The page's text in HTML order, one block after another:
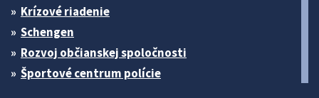
Krízové riadenie
Schengen
Rozvoj občianskej spoločnosti
Športové centrum polície